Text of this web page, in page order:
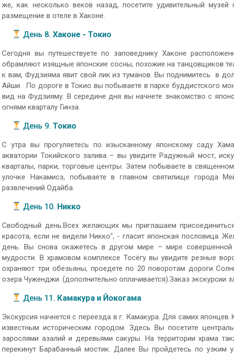
же, как несколько веков назад, посетите удивительный
размещение в отеле в Хаконе.
День 8. Хаконе - Токио
Сегодня вы путешествуете по заповеднику Хаконе
обрамляют изящные японские сосны, похожие на танцовщиков
к вам, Фудзияма явит свой лик из туманов. Вы поднимитесь в
Айши. По дороге в Токио вы побываете в парке буддистского
вид на Фудзияму. В середине дня вы начнете знакомство с
огнями кварталу Гинза.
День 9. Токио
С утра вы прогуляетесь по изысканному японскому саду
акватории Токийского залива – вы увидите Радужный мост,
кварталы, парки, торговые центры. Затем побываете в
улочке Накамисэ, побываете в главном святилище города
развлечений Одайба.
День 10. Никко
Свободный день.Всех желающих мы приглашаем
красота, если не видели Никко", - гласит японская пословица.
день. Вы снова окажетесь в другом мире – мире совершенной
мудрости. В храмовом комплексе Тосёгу вы увидите резные
охраняют три обезьяны, проедете по 20 поворотам дороги
озера Чуженджи. (дополнительно оплачивается).Заказ экскурсии
День 11. Камакура и Йокогама
Экскурсия начнется с переезда в г. Камакура. Для самих
известным историческим городом. Здесь Вы посетите
зарослями азалий и деревьями сакуры. На территории храма
перекинут Барабанный мостик. Далее Вы пройдетесь по узким